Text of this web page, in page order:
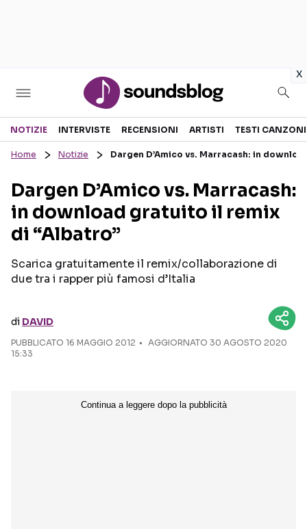
x
Sezioni
RECENSIONI MUSICALI
INTERVISTE
GOSSIP E CURIOSITÀ
TESTI CANZONI
TOUR ED EVENTI
Seguici sui social
NOTIZIE INTERVISTE RECENSIONI ARTISTI TESTI CANZONI
Home Notizie Dargen D’Amico vs. Marracash: in
Dargen D’Amico vs. Marracash:
in download gratuito il remix
di “Albatro”
Scarica gratuitamente il remix/collaborazione di
due tra i rapper più famosi d’Italia
di DAVID
PUBBLICATO 16 MAGGIO 2012
AGGIORNATO 30 AGOSTO 2020
15:33